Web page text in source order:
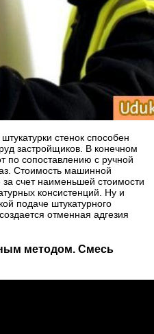
стенок способен
застройщиков. В конечном
по сопоставлению с ручной
Стоимость машинной
за счет наименьшей стоимости
консистенций. Ну и
подаче штукатурного
отменная адгезия
методом. Смесь